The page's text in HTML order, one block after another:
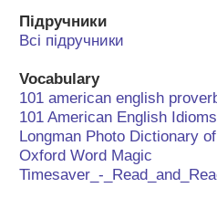
Підручники
Всі підручники
Vocabulary
101 american english
101 American English
Longman Photo Dictionary
Oxford Word Magic
Timesaver_-